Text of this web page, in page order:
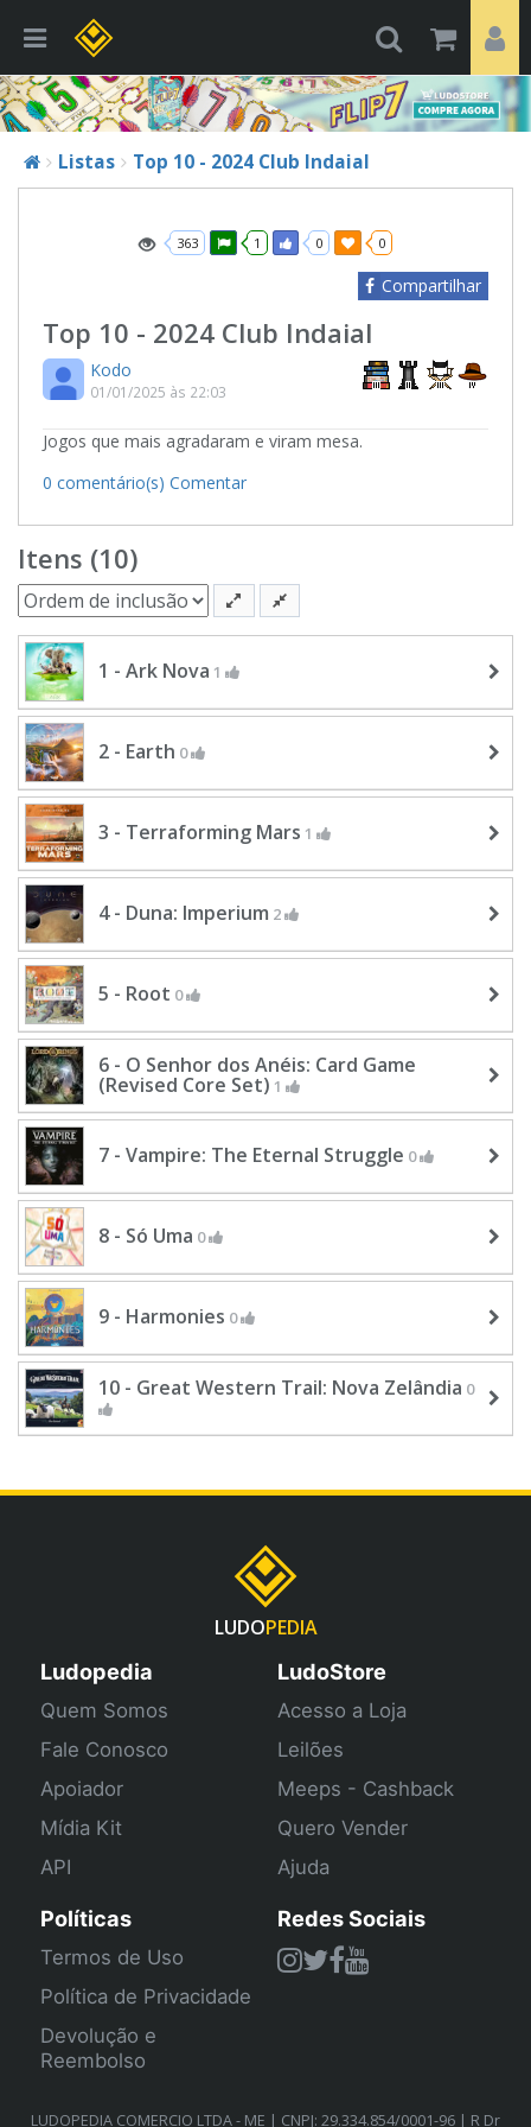
Listas Top 10 - 2024 Club Indaial
363 1 0 0
Compartilhar
Top 10 - 2024 Club Indaial
Kodo
01/01/2025 às 22:03
Jogos que mais agradaram e viram mesa.
0 comentário(s) Comentar
Itens (10)
1 - Ark Nova 1
2 - Earth 0
3 - Terraforming Mars 1
4 - Duna: Imperium 2
5 - Root 0
6 - O Senhor dos Anéis: Card Game
(Revised Core Set) 1
7 - Vampire: The Eternal Struggle 0
8 - Só Uma 0
9 - Harmonies 0
10 - Great Western Trail: Nova Zelândia 0
LUDOPEDIA
Ludopedia
Quem Somos
Fale Conosco
Apoiador
Mídia Kit
API
LudoStore
Acesso a Loja
Leilões
Meeps - Cashback
Quero Vender
Ajuda
Políticas
Termos de Uso
Política de Privacidade
Devolução e
Reembolso
Redes Sociais
LUDOPEDIA COMERCIO LTDA - ME | CNPJ: 29.334.854/0001-96 | R Dr